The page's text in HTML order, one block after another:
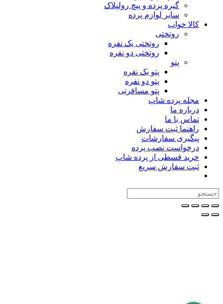
گیره پرده و پیچ رولپلاک
سایر لوازم پرده
کالا خواب
روتختی
روتختی یک نفره
روتختی دو نفره
پتو
پتو یک نفره
پتو دو نفره
پتو مسافرتی
مجله پرده شاپ
درباره ما
تماس با ما
راهنما ثبت سفارش
پیگیری سفارشات
درخواست نصب پرده
خرید قسطی از پرده شاپ
ثبت سفارش سریع